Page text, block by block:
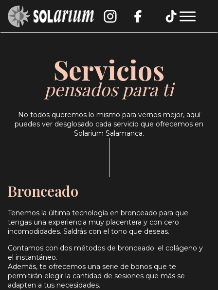
Servicios
pensados para ti
No todos queremos lo mismo para vernos mejor, aquí
puedes ver desglosado cada servicio que ofrecemos en
Solarium Salamanca.
Bronceado
Tenemos la última tecnología en bronceado para que
tengas una experiencia muy placentera y con cero
incomodidades. Saldrás con el tono que deseas.
Contamos con dos métodos de bronceado: el colágeno y
el instantáneo.
Además, te ofrecemos una serie de bonos que te
permitirán elegir la cantidad de sesiones que más se
adapten a tus necesidades.